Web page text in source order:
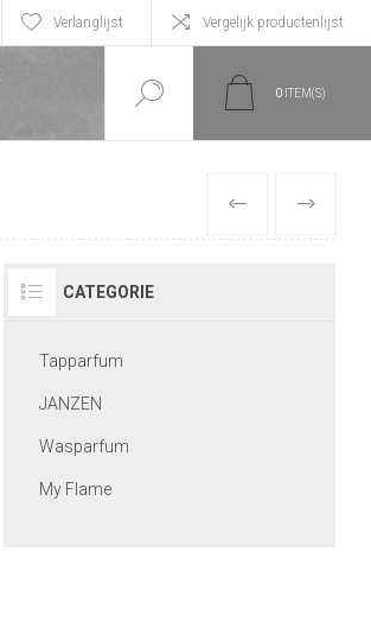
Verlanglijst Vergelijk productenlijst
0 ITEM(S)
VORIGE
CATEGORIE
Tapparfum
JANZEN
Wasparfum
My Flame